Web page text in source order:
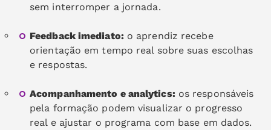
sem interromper a jornada.
Feedback imediato:o aprendiz recebe
orientação em tempo real sobre suas escolhas
e respostas.
Acompanhamento e analytics:os responsáveis
pela formação podem visualizar o progresso
real e ajustar o programa com base em dados.